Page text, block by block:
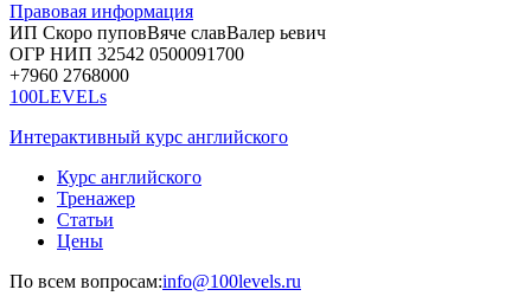
Правовая информация
ИП Скоро пуповВяче славВалер ьевич
ОГР НИП 32542 0500091700
+7960 2768000
100LEVELs
Интерактивный курс английского
Курс английского
Тренажер
Статьи
Цены
По всем вопросам:info@100levels.ru